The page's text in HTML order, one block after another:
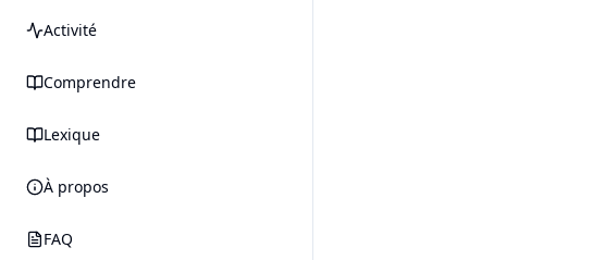
Activité
Comprendre
Lexique
À propos
FAQ